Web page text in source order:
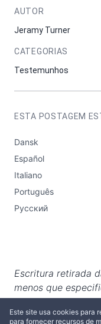
Este site usa cookies para
para fornecer recursos de
AUTOR
Jeramy Turner
CATEGORIAS
Testemunhos
ESTA POSTAGEM
Dansk
Español
Italiano
Português
Русский
Escritura retirada
menos que
© 1982 por
Todos os direitos